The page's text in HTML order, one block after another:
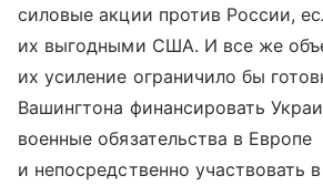
силовые акции против России,
их выгодными США. И все же
их усиление ограничило бы
Вашингтона финансировать
военные обязательства в Европе
и непосредственно участвовать